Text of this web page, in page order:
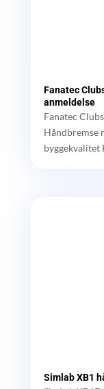
Fanatec
anmeldelse
Fanatec
Håndbremse
byggekvalitet
Simlab XB1